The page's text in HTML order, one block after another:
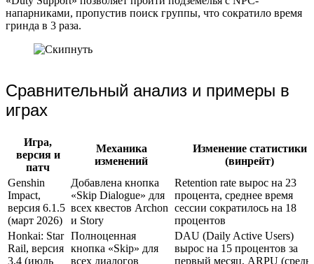
напарниками, пропустив поиск группы, что сократило время
гринда в 3 раза.
Сравнительный анализ и примеры в
играх
Игра,
версия и
патч
Механика
изменений
Изменение статистики
(винрейт)
Genshin
Impact,
версия 6.1.5
(март 2026)
Добавлена кнопка
«Skip Dialogue» для
всех квестов Archon
и Story
Retention rate вырос на 23
процента, среднее время
сессии сократилось на 18
процентов
Honkai: Star
Rail, версия
3.4 (июль
Полноценная
кнопка «Skip» для
всех диалогов
DAU (Daily Active Users)
вырос на 15 процентов за
первый месяц, ARPU